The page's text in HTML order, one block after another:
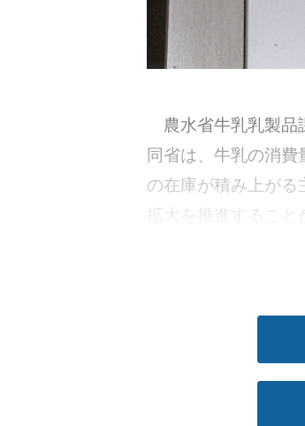
農水省牛乳乳製品
同省は、牛乳の消
の在庫が積み上がる
拡大を推進するこ